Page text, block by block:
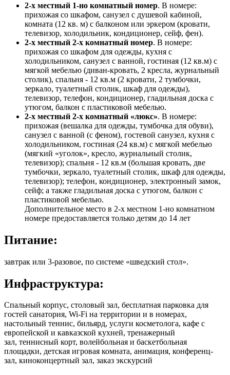
2-х местный 1-но комнатный номер. В номере:
прихожая со шкафом, санузел с душевой кабиной,
комната (12 кв. м) с балконом или эркером (кровати,
телевизор, холодильник, кондиционер, сейф, фен).
2-х местный 2-х комнатный номер. В номере:
прихожая со шкафом для одежды, кухня с
холодильником, санузел с ванной, гостиная (12 кв.м) с
мягкой мебелью (диван-кровать, 2 кресла, журнальный
столик), спальня - 12 кв.м (2 кровати, 2 тумбочки,
зеркало, туалетный столик, шкаф для одежды),
телевизор, телефон, кондиционер, гладильная доска с
утюгом, балкон с пластиковой мебелью.
2-х местный 2-х комнатный «люкс». В номере:
прихожая (вешалка для одежды, тумбочка для обуви),
санузел с ванной (с феном), гостевой санузел, кухня с
холодильником, гостиная (24 кв.м) с мягкой мебелью
(мягкий «уголок», кресло, журнальный столик,
телевизор); спальня - 12 кв.м (большая кровать, две
тумбочки, зеркало, туалетный столик, шкаф для одежды,
телевизор); телефон, кондиционер, электронный замок,
сейф; а также гладильная доска с утюгом, балкон с
пластиковой мебелью.
Дополнительное место в 2-х местном 1-но комнатном
номере предоставляется только детям до 14 лет
Питание:
завтрак или 3-разовое, по системе «шведский стол».
Инфраструктура:
Спальный корпус, столовый зал, бесплатная парковка для
гостей санатория, Wi-Fi на территории и в номерах,
настольный теннис, бильярд, услуги косметолога, кафе с
европейской и кавказской кухней, тренажерный
зал, теннисный корт, волейбольная и баскетбольная
площадки, детская игровая комната, анимация, конференц-
зал, киноконцертный зал, заказ экскурсий